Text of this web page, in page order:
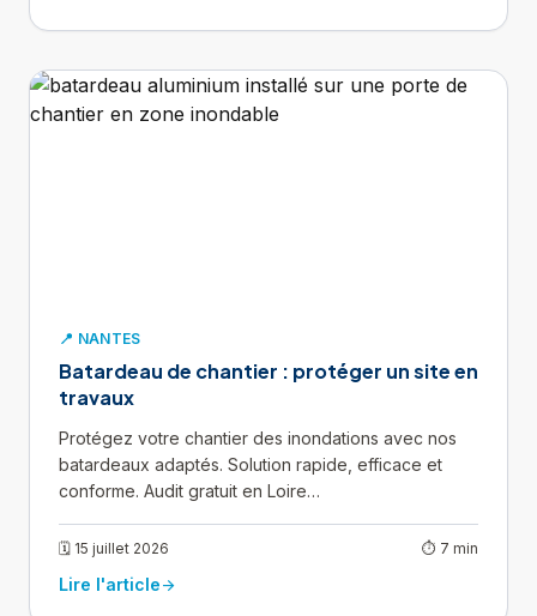
📍 NANTES
Batardeau de chantier : protéger un site en
travaux
Protégez votre chantier des inondations avec nos
batardeaux adaptés. Solution rapide, efficace et
conforme. Audit gratuit en Loire…
🗓 15 juillet 2026 ⏱ 7 min
Lire l'articlearrow_forward